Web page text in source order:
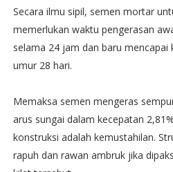
Secara ilmu sipil, semen mortar
memerlukan waktu pengerasan
selama 24 jam dan baru mencapai
umur 28 hari.
Memaksa semen mengeras
arus sungai dalam kecepatan
konstruksi adalah kemustahilan.
rapuh dan rawan ambruk jika